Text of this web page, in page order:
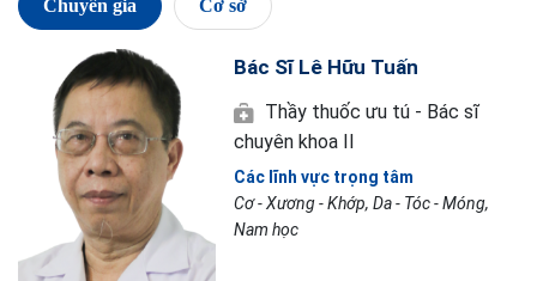
Chuyên gia Cơ sở
Bác Sĩ Lê Hữu Tuấn
Thầy thuốc ưu tú - Bác sĩ
chuyên khoa II
Các lĩnh vực trọng tâm
Cơ - Xương - Khớp, Da - Tóc - Móng,
Nam học